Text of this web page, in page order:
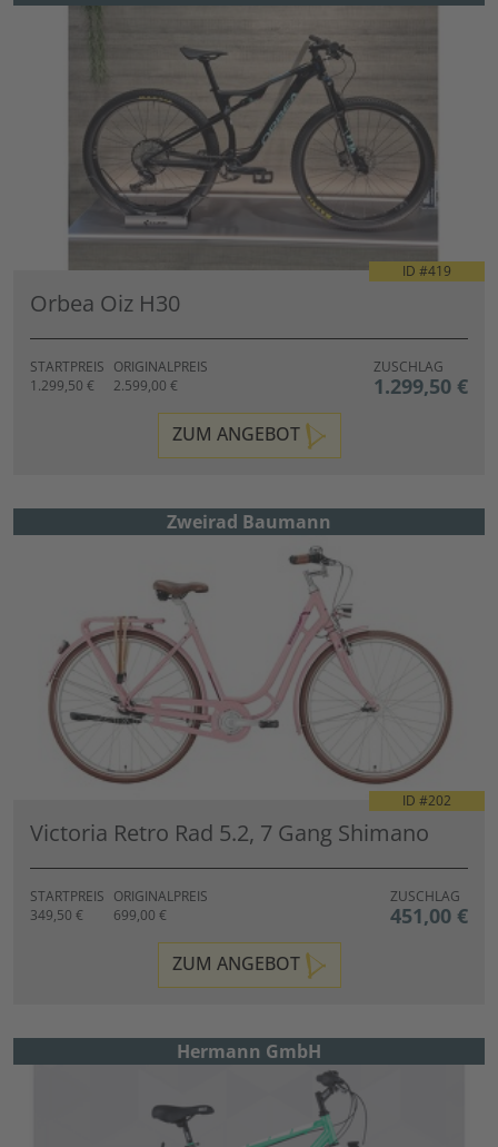
ID #419
Orbea Oiz H30
STARTPREIS
1.299,50 €
ORIGINALPREIS
2.599,00 €
ZUSCHLAG
1.299,50 €
ZUM ANGEBOT
Zweirad Baumann
ID #202
Victoria Retro Rad 5.2, 7 Gang Shimano
STARTPREIS
349,50 €
ORIGINALPREIS
699,00 €
ZUSCHLAG
451,00 €
ZUM ANGEBOT
Hermann GmbH